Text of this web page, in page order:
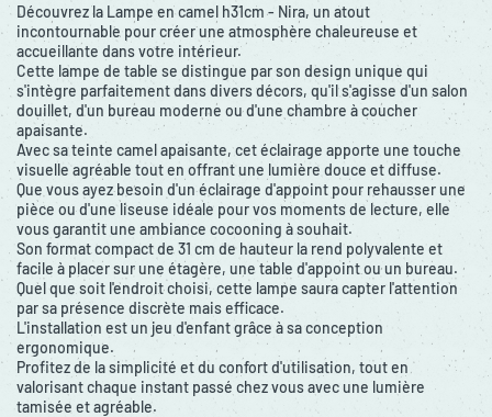
Découvrez la Lampe en camel h31cm - Nira, un atout
incontournable pour créer une atmosphère chaleureuse et
accueillante dans votre intérieur.
Cette lampe de table se distingue par son design unique qui
s'intègre parfaitement dans divers décors, qu'il s'agisse d'un salon
douillet, d'un bureau moderne ou d'une chambre à coucher
apaisante.
Avec sa teinte camel apaisante, cet éclairage apporte une touche
visuelle agréable tout en offrant une lumière douce et diffuse.
Que vous ayez besoin d'un éclairage d'appoint pour rehausser une
pièce ou d'une liseuse idéale pour vos moments de lecture, elle
vous garantit une ambiance cocooning à souhait.
Son format compact de 31 cm de hauteur la rend polyvalente et
facile à placer sur une étagère, une table d'appoint ou un bureau.
Quel que soit l'endroit choisi, cette lampe saura capter l'attention
par sa présence discrète mais efficace.
L'installation est un jeu d'enfant grâce à sa conception
ergonomique.
Profitez de la simplicité et du confort d'utilisation, tout en
valorisant chaque instant passé chez vous avec une lumière
tamisée et agréable.